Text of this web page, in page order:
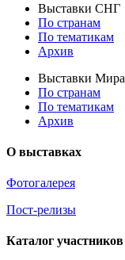
Выставки СНГ
По странам
По тематикам
Архив
Выставки Мира
По странам
По тематикам
Архив
О выставках
Фотогалерея
Пост-релизы
Каталог участников